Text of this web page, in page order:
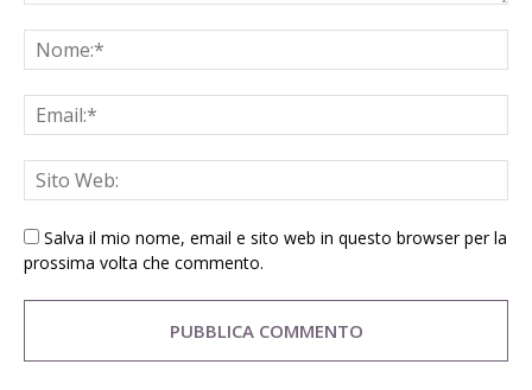
Salva il mio nome, email e sito web in questo browser per la
prossima volta che commento.